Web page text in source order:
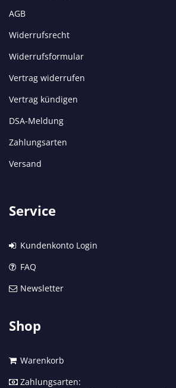
AGB
Widerrufsrecht
Widerrufsformular
Vertrag widerrufen
Vertrag kündigen
DSA-Meldung
Zahlungsarten
Versand
Service
Kundenkonto Login
FAQ
Newsletter
Shop
Warenkorb
Zahlungsarten: